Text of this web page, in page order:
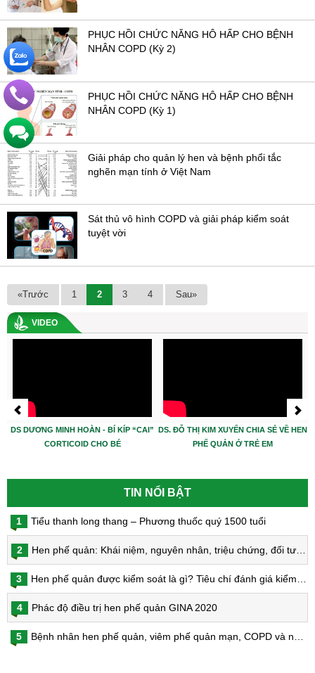
PHỤC HỒI CHỨC NĂNG HÔ HẤP CHO BỆNH
NHÂN COPD (Kỳ 2)
PHỤC HỒI CHỨC NĂNG HÔ HẤP CHO BỆNH
NHÂN COPD (Kỳ 1)
Giải pháp cho quản lý hen và bệnh phổi tắc
nghẽn mạn tính ở Việt Nam
Sát thủ vô hình COPD và giải pháp kiểm soát
tuyệt vời
«Trước 1 2 3 4 Sau»
VIDEO
DS DƯƠNG MINH HOÀN - BÍ KÍP “CAI”
CORTICOID CHO BÉ
DS. ĐỖ THỊ KIM XUYẾN CHIA SẺ VỀ HEN
PHẾ QUẢN Ở TRẺ EM
TIN NỔI BẬT
1 Tiểu thanh long thang – Phương thuốc quý 1500 tuổi
2 Hen phế quản: Khái niệm, nguyên nhân, triệu chứng, đối tượng nguy cơ, phòng bệnh, chẩn đoán và điều trị hen phế quản
3 Hen phế quản được kiểm soát là gì? Tiêu chí đánh giá kiểm soát hen
4 Phác độ điều trị hen phế quản GINA 2020
5 Bệnh nhân hen phế quản, viêm phế quản mạn, COPD và nguy cơ nhiễm virus Corona